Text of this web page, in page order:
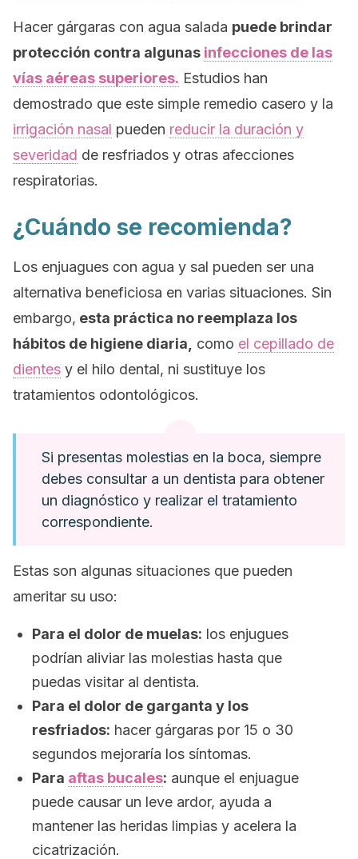
Hacer gárgaras con agua salada puede brindar
protección contra algunas infecciones de las
vías aéreas superiores. Estudios han
demostrado que este simple remedio casero y la
irrigación nasal pueden reducir la duración y
severidad de resfriados y otras afecciones
respiratorias.
¿Cuándo se recomienda?
Los enjuagues con agua y sal pueden ser una
alternativa beneficiosa en varias situaciones. Sin
embargo, esta práctica no reemplaza los
hábitos de higiene diaria,
como el cepillado de
dientes y el hilo dental, ni sustituye los
tratamientos odontológicos.
Si presentas molestias en la boca, siempre
debes consultar a un dentista para obtener
un diagnóstico y realizar el tratamiento
correspondiente.
Estas son algunas situaciones que pueden
ameritar su uso:
Para el dolor de muelas: los enjugues
podrían aliviar las molestias hasta que
puedas visitar al dentista.
Para el dolor de garganta y los
resfriados: hacer gárgaras por 15 o 30
segundos mejoraría los síntomas.
Para aftas bucales: aunque el enjuague
puede causar un leve ardor, ayuda a
mantener las heridas limpias y acelera la
cicatrización.